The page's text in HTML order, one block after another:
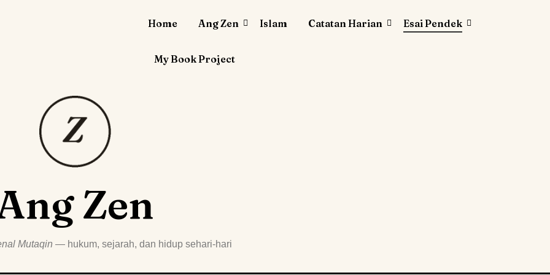
Home Ang Zen Islam Catatan Harian Esai Pendek
My Book Project
Zen
Mutaqin — hukum, sejarah, dan hidup sehari-hari